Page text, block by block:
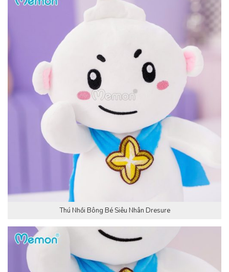
Thú Nhồi Bông Bé Siêu Nhân Dresure